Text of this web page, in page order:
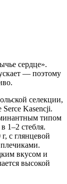
сердце».
— поэтому
селекции,
Kasencji.
типом
1–2 стебля.
с глянцевой
вкусом и
высокой